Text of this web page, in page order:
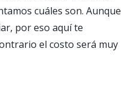
cuáles son. Aunque
por eso aquí te
el costo será muy